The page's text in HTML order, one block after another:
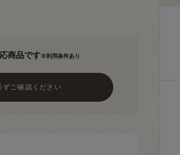
商品です※利用条件あり
ずご確認ください